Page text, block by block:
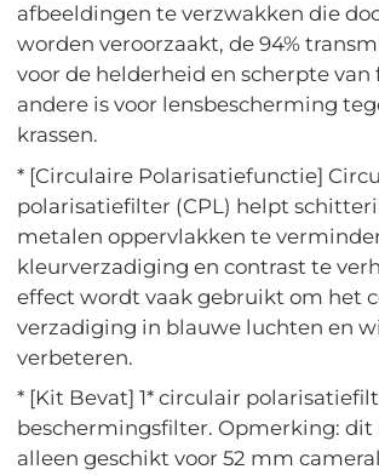
afbeeldingen te verzwakken die
worden veroorzaakt, de 94%
voor de helderheid en scherpte van
andere is voor lensbescherming
krassen.
* [Circulaire Polarisatiefunctie]
polarisatiefilter (CPL) helpt
metalen oppervlakken te
kleurverzadiging en contrast te
effect wordt vaak gebruikt om het
verzadiging in blauwe luchten en
verbeteren.
* [Kit Bevat] 1* circulair
beschermingsfilter. Opmerking: dit
alleen geschikt voor 52 mm